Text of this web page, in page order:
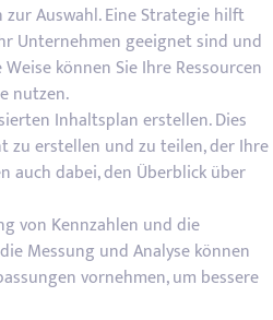
Auswahl. Eine Strategie hilft
Unternehmen geeignet sind und
können Sie Ihre Ressourcen
nutzen.
Inhaltsplan erstellen. Dies
erstellen und zu teilen, der Ihre
dabei, den Überblick über
von Kennzahlen und die
Messung und Analyse können
vornehmen, um bessere